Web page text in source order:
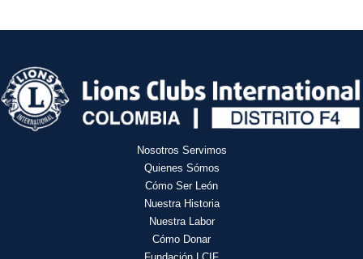
Nosotros Servimos
Quienes Sómos
Cómo Ser León
Nuestra Historia
Nuestra Labor
Cómo Donar